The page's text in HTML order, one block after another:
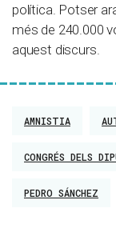
política. Potser
més de 240.000
aquest discurs.
AMNISTIA
CONGRÉS DELS
PEDRO SÁNCHEZ